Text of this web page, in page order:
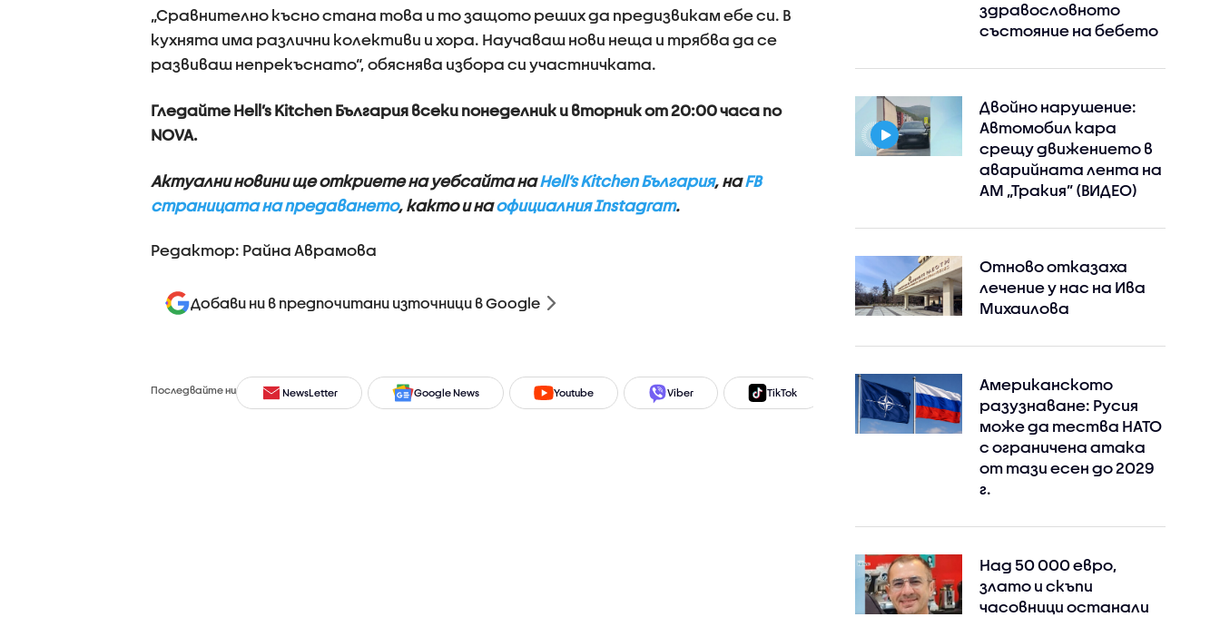
„Сравнително късно стана това и то защото реших да предизвикам ебе си. В
кухнята има различни колективи и хора. Научаваш нови неща и трябва да се
развиваш непрекъснато“, обяснява избора си участничката.
Гледайте Hell’s Kitchen България всеки понеделник и вторник от 20:00 часа по
NOVA.
Актуални новини ще откриете на уебсайта наHell’s Kitchen България, наFB
страницата на предаването, както и наофициалния Instagram.
Редактор: Райна Аврамова
Добави ни в предпочитани източници в Google
Последвайте ни NewsLetter Google News Youtube Viber TikTok Instagram Facebook
здравословното
състояние на бебето
Двойно нарушение:
Автомобил кара
срещу движението в
аварийната лента на
АМ „Тракия” (ВИДЕО)
Отново отказаха
лечение у нас на Ива
Михаилова
Американското
разузнаване: Русия
може да тества НАТО
с ограничена атака
от тази есен до 2029
г.
Над 50 000 евро,
злато и скъпи
часовници останали